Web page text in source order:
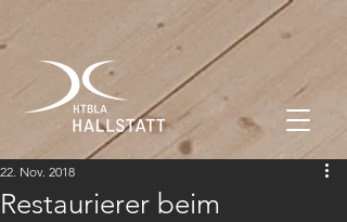
Restaurierer beim
22. Nov. 2018